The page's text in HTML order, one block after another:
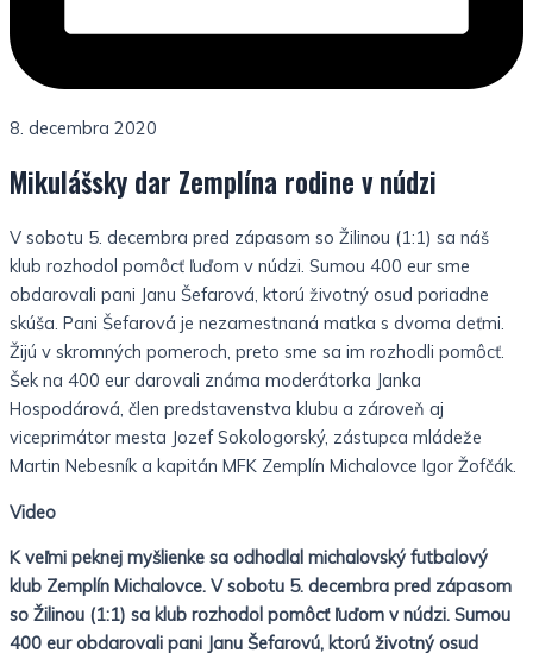
8. decembra 2020
Mikulášsky dar Zemplína rodine v núdzi
V sobotu 5. decembra pred zápasom so Žilinou (1:1) sa náš
klub rozhodol pomôcť ľuďom v núdzi. Sumou 400 eur sme
obdarovali pani Janu Šefarová, ktorú životný osud poriadne
skúša. Pani Šefarová je nezamestnaná matka s dvoma deťmi.
Žijú v skromných pomeroch, preto sme sa im rozhodli pomôcť.
Šek na 400 eur darovali známa moderátorka Janka
Hospodárová, člen predstavenstva klubu a zároveň aj
viceprimátor mesta Jozef Sokologorský, zástupca mládeže
Martin Nebesník a kapitán MFK Zemplín Michalovce Igor Žofčák.
Video
K veľmi peknej myšlienke sa odhodlal michalovský futbalový
klub Zemplín Michalovce. V sobotu 5. decembra pred zápasom
so Žilinou (1:1) sa klub rozhodol pomôcť ľuďom v núdzi. Sumou
400 eur obdarovali pani Janu Šefarovú, ktorú životný osud